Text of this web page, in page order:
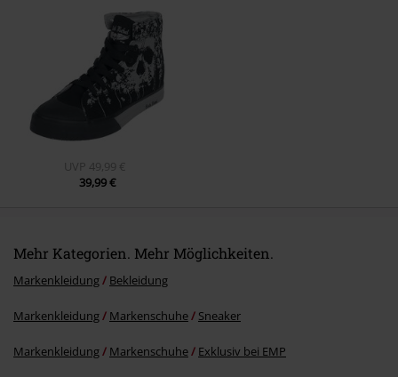
Kommentar jetzt abschicken!
UVP 49,99 €
39,99 €
Mehr Kategorien. Mehr Möglichkeiten.
Markenkleidung Bekleidung
Markenkleidung Markenschuhe Sneaker
Markenkleidung Markenschuhe Exklusiv bei EMP